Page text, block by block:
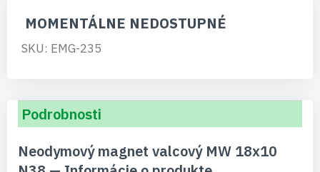
MOMENTÁLNE NEDOSTUPNÉ
SKU: EMG-235
Podrobnosti
Neodymový magnet valcový MW 18x10